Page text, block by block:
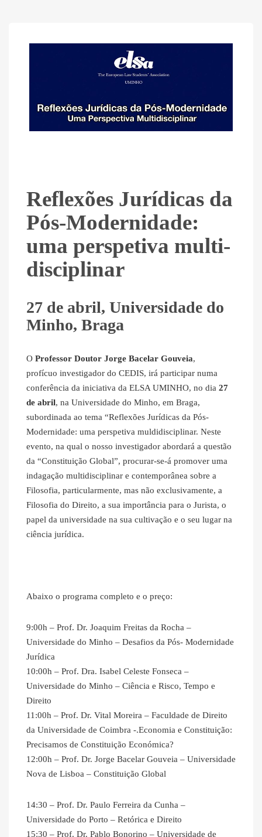
Reflexões Jurídicas da
Pós-Modernidade:
uma perspetiva multi-
disciplinar
27 de abril, Universidade do
Minho, Braga
O Professor Doutor Jorge Bacelar Gouveia,
profícuo investigador do CEDIS, irá participar numa
conferência da iniciativa da ELSA UMINHO, no dia 27
de abril, na Universidade do Minho, em Braga,
subordinada ao tema “Reflexões Jurídicas da Pós-
Modernidade: uma perspetiva muldidisciplinar. Neste
evento, na qual o nosso investigador abordará a questão
da “Constituição Global”, procurar-se-á promover uma
indagação multidisciplinar e contemporânea sobre a
Filosofia, particularmente, mas não exclusivamente, a
Filosofia do Direito, a sua importância para o Jurista, o
papel da universidade na sua cultivação e o seu lugar na
ciência jurídica.
Abaixo o programa completo e o preço:
9:00h – Prof. Dr. Joaquim Freitas da Rocha –
Universidade do Minho – Desafios da Pós- Modernidade
Jurídica
10:00h – Prof. Dra. Isabel Celeste Fonseca –
Universidade do Minho – Ciência e Risco, Tempo e
Direito
11:00h – Prof. Dr. Vital Moreira – Faculdade de Direito
da Universidade de Coimbra -.Economia e Constituição:
Precisamos de Constituição Económica?
12:00h – Prof. Dr. Jorge Bacelar Gouveia – Universidade
Nova de Lisboa – Constituição Global
14:30 – Prof. Dr. Paulo Ferreira da Cunha –
Universidade do Porto – Retórica e Direito
15:30 – Prof. Dr. Pablo Bonorino – Universidade de